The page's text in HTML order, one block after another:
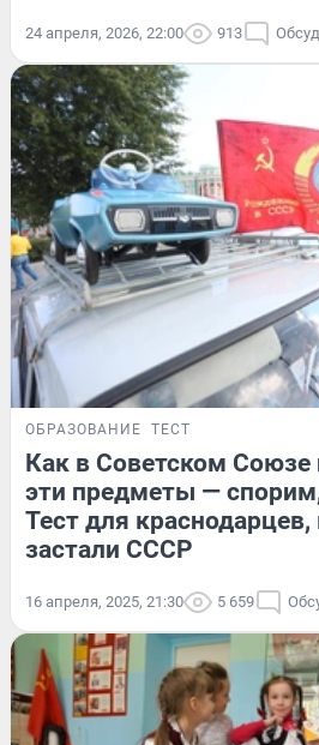
24 апреля, 2026, 22:00 913
ОБРАЗОВАНИЕ ТЕСТ
Как в Советском Союзе
эти предметы — спорим,
Тест для
застали СССР
16 апреля, 2025, 21:30 5 659